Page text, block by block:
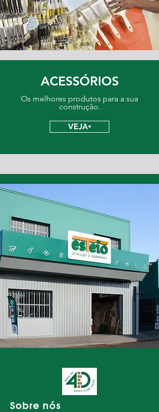
ACESSÓRIOS
Os melhores produtos para a sua
construção.
VEJA+
Sobre nós